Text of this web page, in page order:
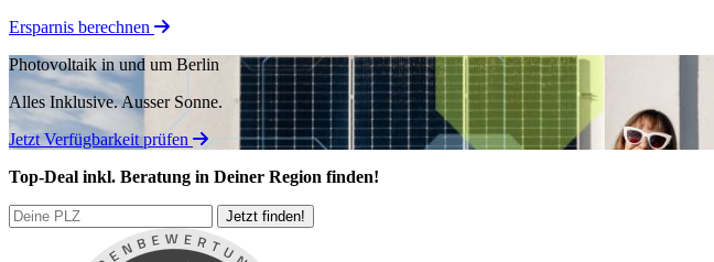
Ersparnis berechnen
Photovoltaik in und um Berlin
Alles Inklusive.Ausser Sonne.
Jetzt Verfügbarkeit prüfen
Top-Deal inkl. Beratung in Deiner Region finden!